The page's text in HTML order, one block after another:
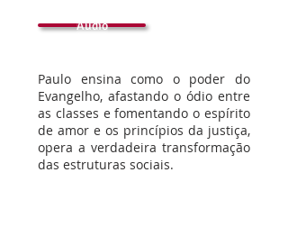
Áudio
Paulo ensina como o poder do
Evangelho, afastando o ódio entre
as classes e fomentando o espírito
de amor e os princípios da justiça,
opera a verdadeira transformação
das estruturas sociais.